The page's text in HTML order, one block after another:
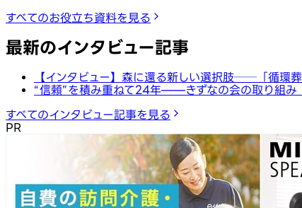
すべてのお役立ち資料を見る
最新のインタビュー記事
【インタビュー】森に還る新しい選択肢──「循環
“信頼”を積み重ねて24年——きずなの会の取り組み
すべてのインタビュー記事を見る
PR